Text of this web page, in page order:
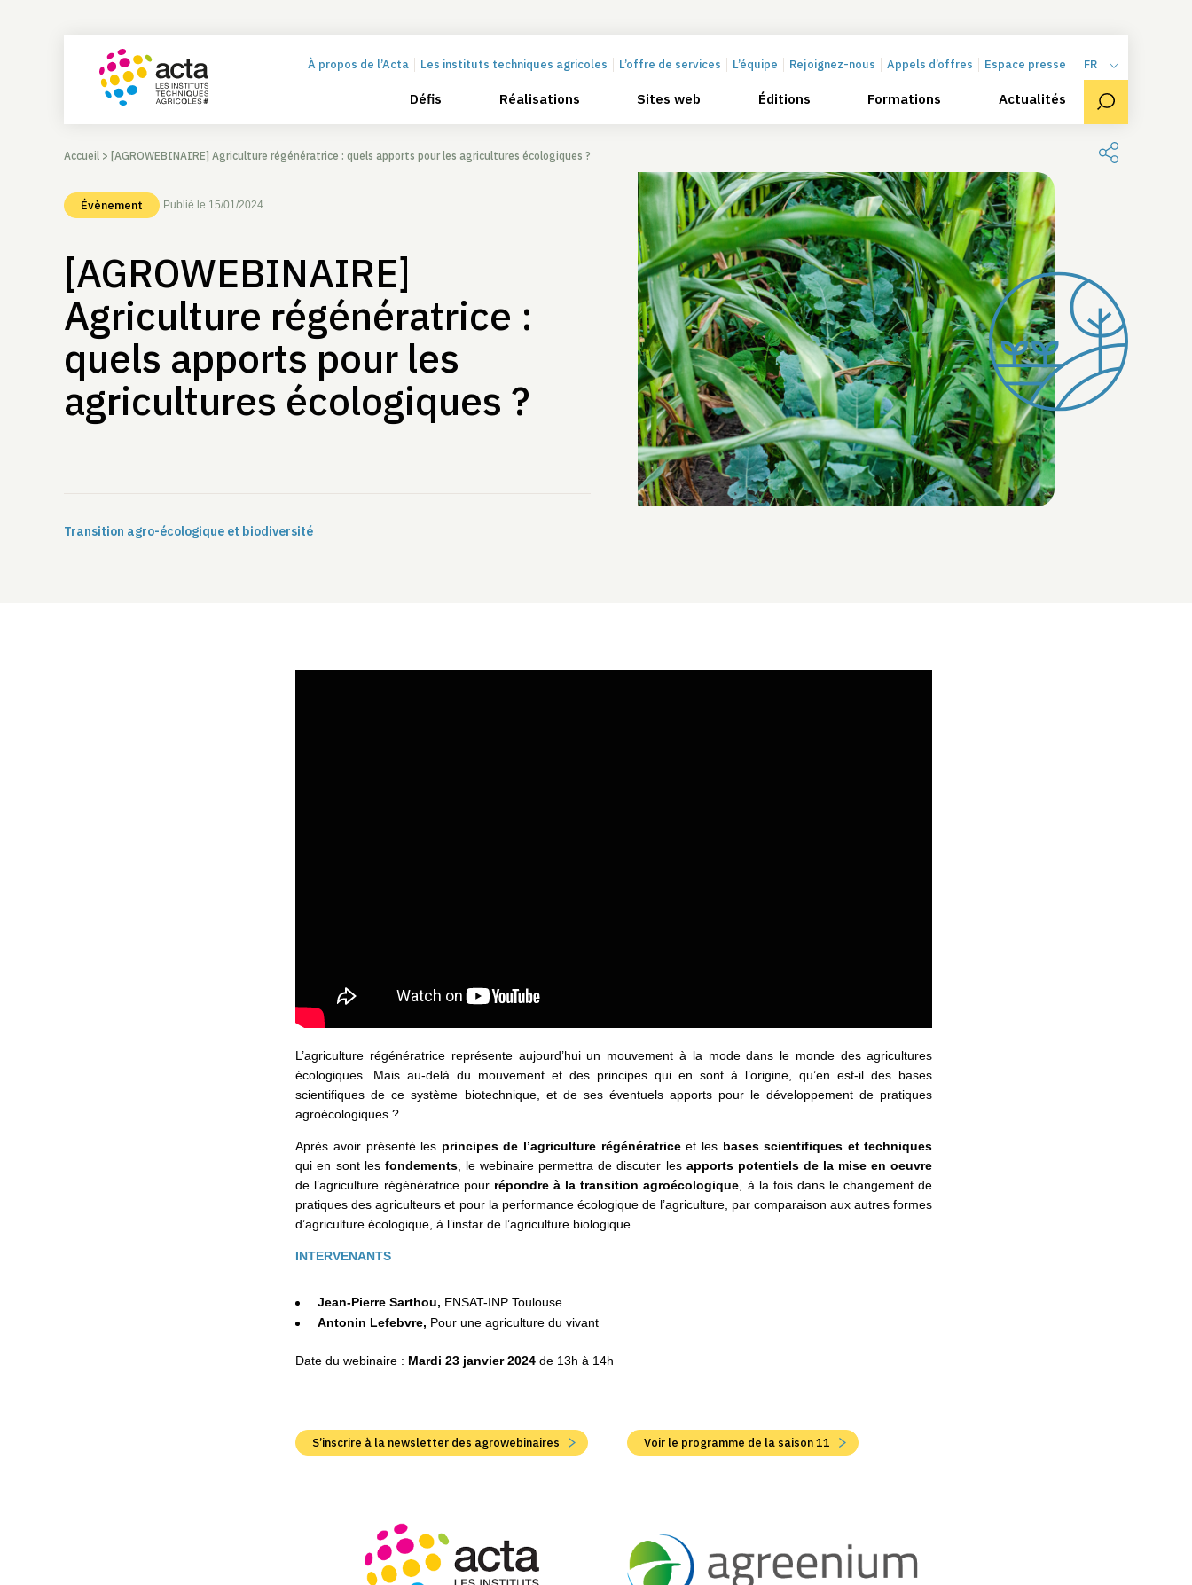
À propos de l’Acta Les instituts techniques agricoles L’offre de services L’équipe Rejoignez-nous Appels d’offres Espace presse
Défis Réalisations Sites web Éditions Formations Actualités
FR
Accueil > [AGROWEBINAIRE] Agriculture régénératrice : quels apports pour les agricultures écologiques ?
Évènement Publié le 15/01/2024
[AGROWEBINAIRE]
Agriculture régénératrice :
quels apports pour les
agricultures écologiques ?
Transition agro-écologique et biodiversité
L’agriculture régénératrice représente aujourd’hui un mouvement à la mode dans le monde des agricultures
écologiques. Mais au-delà du mouvement et des principes qui en sont à l’origine, qu’en est-il des bases
scientifiques de ce système biotechnique, et de ses éventuels apports pour le développement de pratiques
agroécologiques ?
Après avoir présenté les principes de l’agriculture régénératriceet les bases scientifiques et techniques
qui en sont les fondements, le webinaire permettra de discuter les apports potentiels de la mise en oeuvre
de l’agriculture régénératrice pour répondre à la transition agroécologique, à la fois dans le changement de
pratiques des agriculteurs et pour la performance écologique de l’agriculture, par comparaison aux autres formes
d’agriculture écologique, à l’instar de l’agriculture biologique.
INTERVENANTS
Jean-Pierre Sarthou, ENSAT-INP Toulouse
Antonin Lefebvre, Pour une agriculture du vivant
Date du webinaire : Mardi 23 janvier 2024 de 13h à 14h
S’inscrire à la newsletter des agrowebinaires Voir le programme de la saison 11